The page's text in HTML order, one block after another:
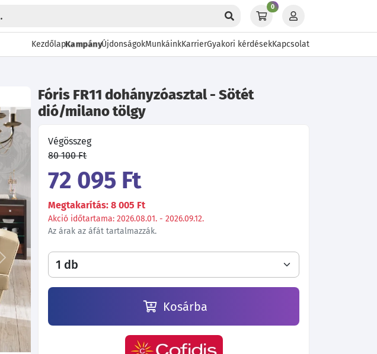
0
KezdőlapKampányÚjdonságokMunkáinkKarrierGyakori kérdésekKapcsolat
Következő
Fóris FR11 dohányzóasztal - Sötét
dió/milano tölgy
Végösszeg
80 100 Ft
72 095 Ft
Megtakarítás: 8 005 Ft
Akció időtartama: 2026.08.01. - 2026.09.12.
Az árak az áfát tartalmazzák.
Kosárba